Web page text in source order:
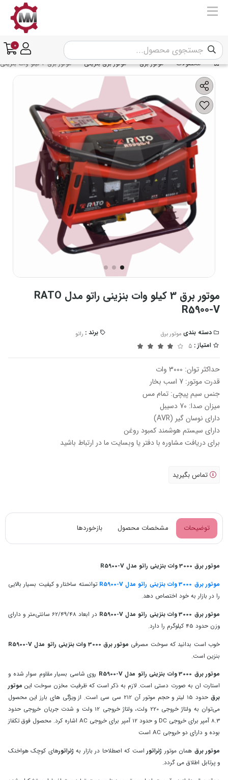
0
محصولات موتور برق موتور برق بنزینی موتور برق 3 کیلو وات بنزینی راتو مدل RATO R5900-V
موتور برق 3 کیلو وات بنزینی راتو مدل RATO
R5900-V
دسته بندی موتور برق برند : راتو
امتیاز : 5
حداکثر توان: 3000 وات
قدرت موتور: 7 اسب بخار
جنس سیم پیچی: تمام مس
میزان صدا: 70 دسیبل
دارای نوسان گیر (AVR)
دارای سیستم هوشمند کمبود روغن
برای دریافت مشاوره با دفتر یا وبسایت ما در ارتباط باشید
تماس بگیرید
توضیحات مشخصات محصول بازخوردها
موتور برق 3000 وات بنزینی راتو مدل R5900-V
موتور برق 3000 وات بنزینی راتو مدل R5900-V
توانسته ساختار و کیفیت بسیار بالایی
را در بازار به خود اختصاص دهد.
موتور برق 3000 وات بنزینی راتو مدل R5900-V
در ابعاد 62/49/48 سانتی‌متر و دارای
وزن حدود 45 کیلوگرم را دارد.
خوب است بدانید که سوخت مصرفی موتور برق 3000 وات بنزینی راتو مدل R5900-V
بنزین است.
موتور برق 3000 وات بنزینی راتو مدل R5900-V
روی شاسی بسیار مقاوم سوار شده و
استارت ان به صورت دستی است. لازم به ذکر است که ظرفیت مخزن سوخت این موتور
برق
حدود 15 لیتر و حجم موتور آن 212 سی سی است. از ویژگی های بارز این محصول
می‌توان به ولتاژ خروجی 220 ولت، ولتاژ خروجی 12 ولت و شدت جریان خروجی حدود
8.3 آمپر برای خروجی DC و حدود 12 آمپر برای خروجی AC اشاره کرد. محصول فوق تکفاز
بوده و دارای دو خروجی AC است
موتور برق همان موتور ژنراتور است که اصطلاحا در بازار بهژنراتورهای کوچک هواخنک
و پرتابل اطلاق می گردد.